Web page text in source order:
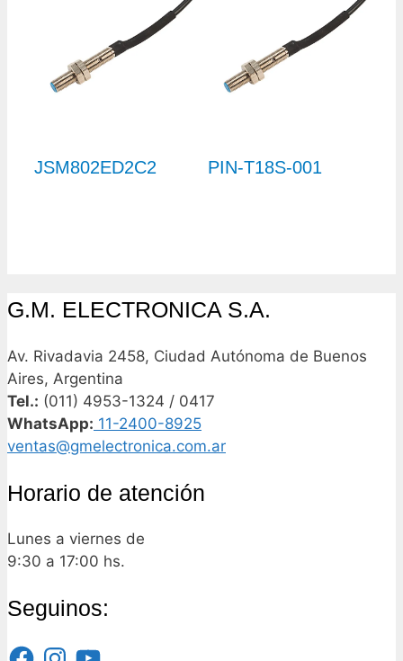
JSM802ED2C2 PIN-T18S-001
G.M. ELECTRONICA S.A.
Av. Rivadavia 2458, Ciudad Autónoma de Buenos
Aires, Argentina
Tel.: (011) 4953-1324 / 0417
WhatsApp: 11-2400-8925
ventas@gmelectronica.com.ar
Horario de atención
Lunes a viernes de
9:30 a 17:00 hs.
Seguinos:
Facebook
InstagramYouTube